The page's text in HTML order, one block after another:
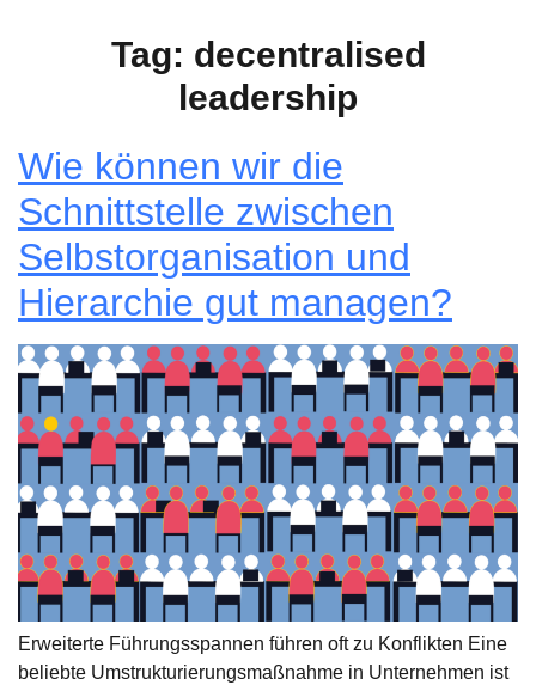
Tag: decentralised
leadership
Wie können wir die
Schnittstelle zwischen
Selbstorganisation und
Hierarchie gut managen?
Erweiterte Führungsspannen führen oft zu Konflikten Eine
beliebte Umstrukturierungsmaßnahme in Unternehmen ist